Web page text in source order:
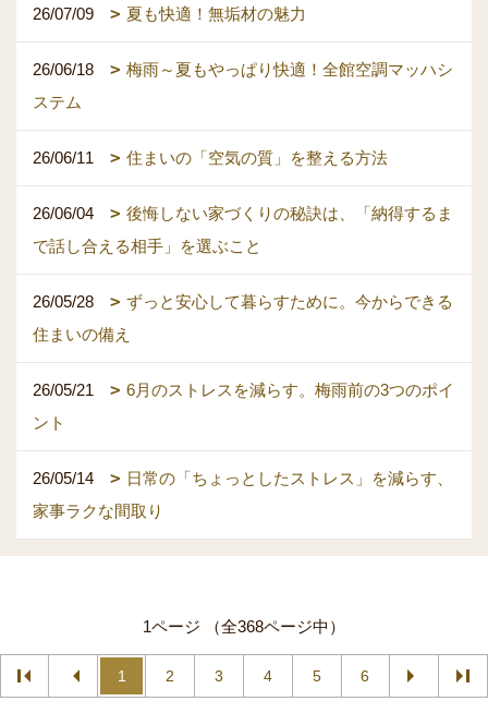
26/07/09 夏も快適！無垢材の魅力
26/06/18
梅雨～夏もやっぱり快適！全館空調マッハシ
ステム
26/06/11 住まいの「空気の質」を整える方法
26/06/04
後悔しない家づくりの秘訣は、「納得するま
で話し合える相手」を選ぶこと
26/05/28
ずっと安心して暮らすために。今からできる
住まいの備え
26/05/21
6月のストレスを減らす。梅雨前の3つのポイ
ント
26/05/14
日常の「ちょっとしたストレス」を減らす、
家事ラクな間取り
1ページ （全368ページ中）
1 2 3 4 5 6